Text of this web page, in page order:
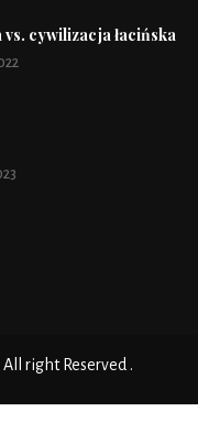
cywilizacja łacińska
All right Reserved .